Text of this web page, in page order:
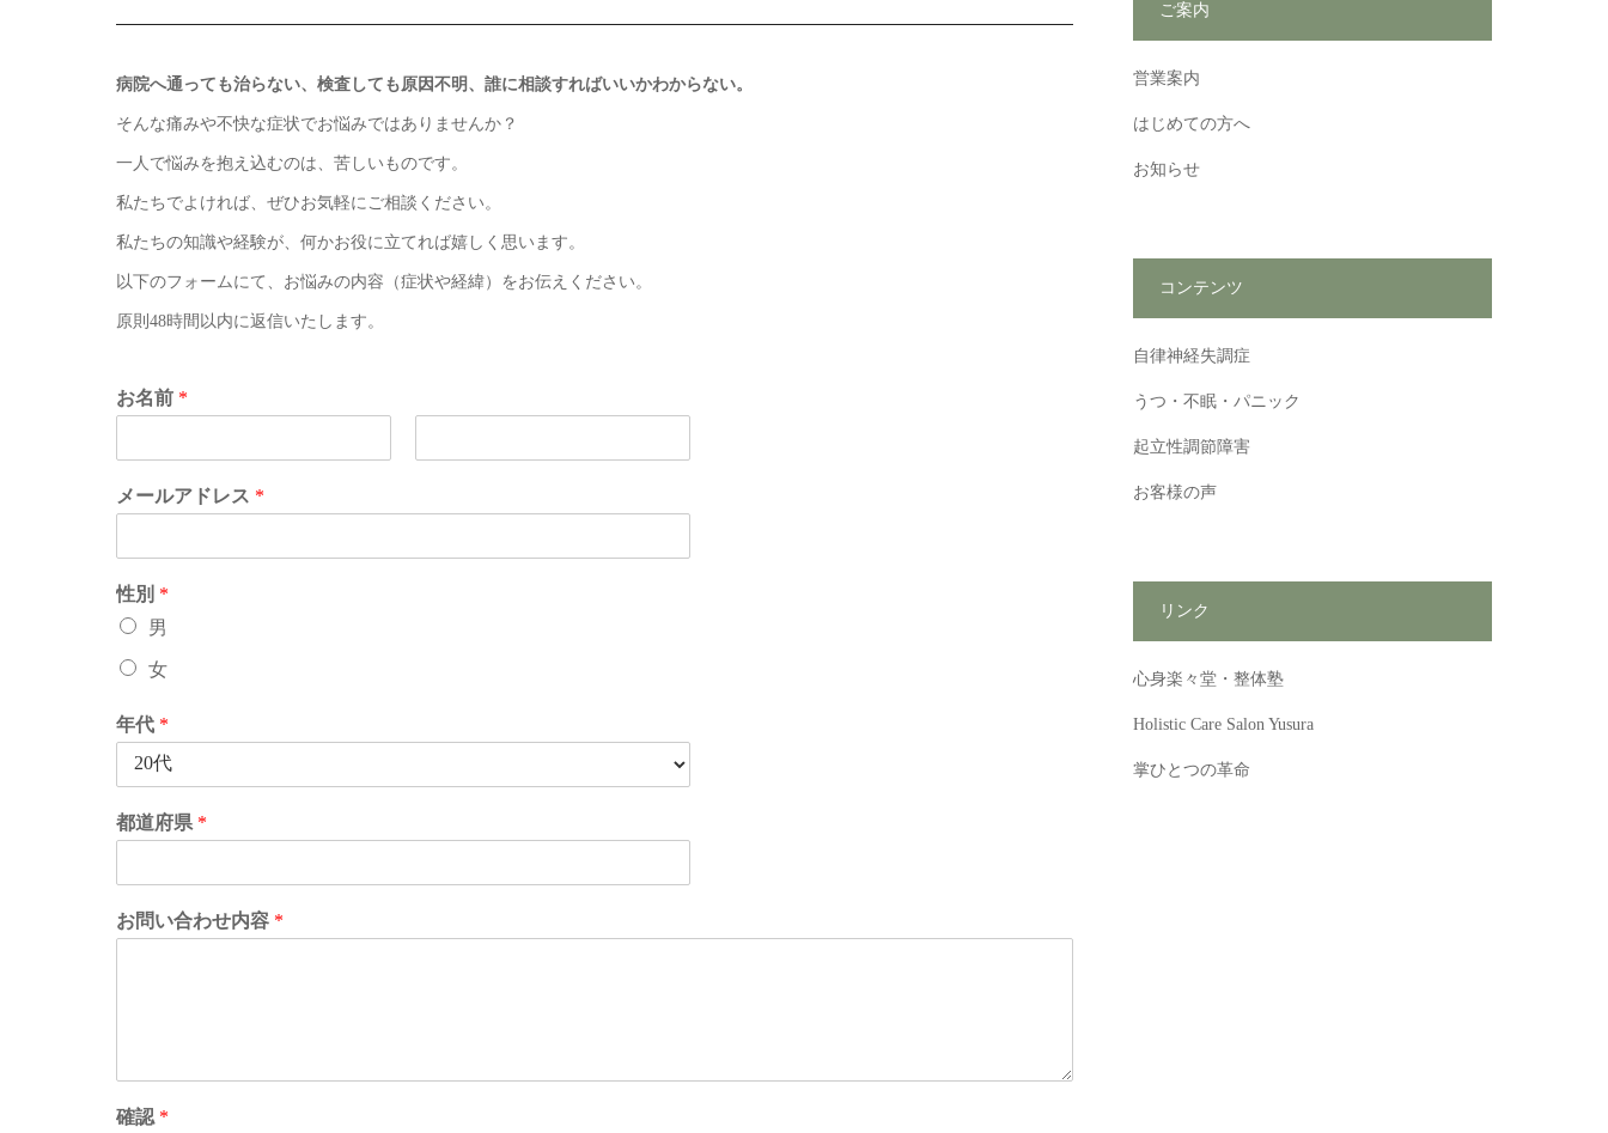
病院へ通っても治らない、検査しても原因不明、誰に相談すればいいかわからない。
そんな痛みや不快な症状でお悩みではありませんか？
一人で悩みを抱え込むのは、苦しいものです。
私たちでよければ、ぜひお気軽にご相談ください。
私たちの知識や経験が、何かお役に立てれば嬉しく思います。
以下のフォームにて、お悩みの内容（症状や経緯）をお伝えください。
原則48時間以内に返信いたします。
お名前 *
メールアドレス *
性別 *
男
女
年代 *
都道府県 *
お問い合わせ内容 *
確認 *
ご案内
営業案内
はじめての方へ
お知らせ
コンテンツ
自律神経失調症
うつ・不眠・パニック
起立性調節障害
お客様の声
リンク
心身楽々堂・整体塾
Holistic Care Salon Yusura
掌ひとつの革命